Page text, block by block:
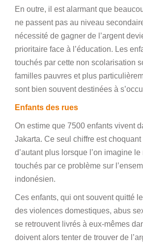
En outre, il est alarmant que
ne passent pas au niveau
nécessité de gagner de l’argent
prioritaire face à l’éducation. Les
touchés par cette non scolarisation
familles pauvres et plus
sont bien souvent destinées à
Enfants des rues
On estime que 7500 enfants vivent
Jakarta. Ce seul chiffre est choquant
d’autant plus lorsque l’on imagine le
touchés par ce problème sur
indonésien.
Ces enfants, qui ont souvent quitté
des violences domestiques, abus
se retrouvent livrés à eux-mêmes
doivent alors tenter de trouver de